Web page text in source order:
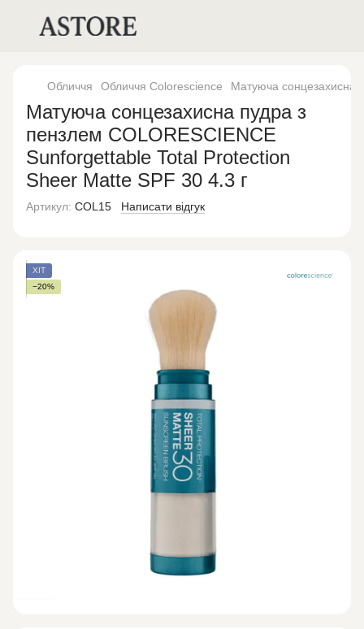
Обличчя Обличчя Colorescience Матуюча сонцезахисна
Матуюча сонцезахисна пудра з
пензлем COLORESCIENCE
Sunforgettable Total Protection
Sheer Matte SPF 30 4.3 г
Артикул: COL15 Написати відгук
ХІТ
−20%